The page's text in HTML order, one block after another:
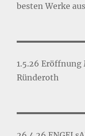
besten Werke
1.5.26
Ründeroth